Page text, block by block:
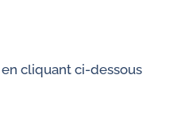
cliquant ci-dessous